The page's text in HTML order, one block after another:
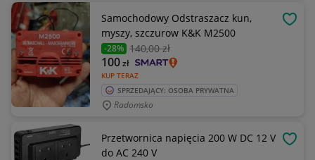
Samochodowy Odstraszacz kun,
myszy, szczurow K&K M2500
-28% 140,00 zł
KUP TERAZ
100zł
SPRZEDAJĄCY: OSOBA PRYWATNA
Radomsko
Przetwornica napięcia 200 W DC 12 V
do AC 240 V